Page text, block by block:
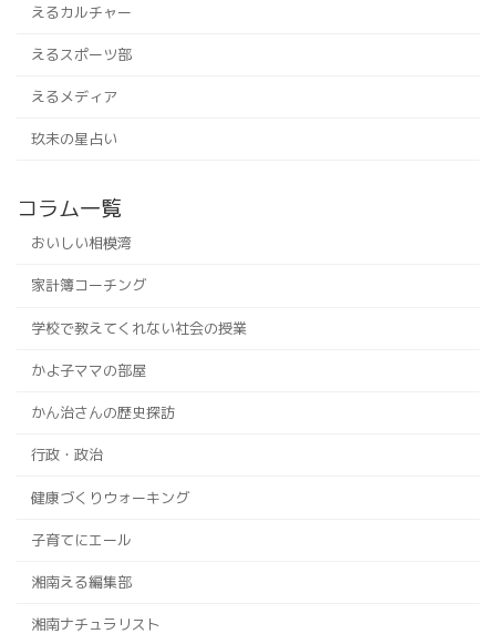
えるカルチャー
えるスポーツ部
えるメディア
玖未の星占い
コラム一覧
おいしい相模湾
家計簿コーチング
学校で教えてくれない社会の授業
かよ子ママの部屋
かん治さんの歴史探訪
行政・政治
健康づくりウォーキング
子育てにエール
湘南える編集部
湘南ナチュラリスト